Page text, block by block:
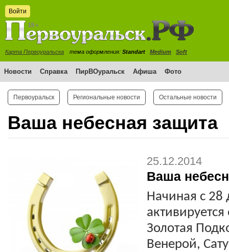
Войти
Карта Первоуральска тема оформления: Standart Medium Soft
Новости Справка ПирВОуральск Афиша Фото
Первоуральск Региональные новости Остальные новости
Ваша небесная защита
25.12.2014
Ваша
Начиная с 28
Золотая
Венерой,